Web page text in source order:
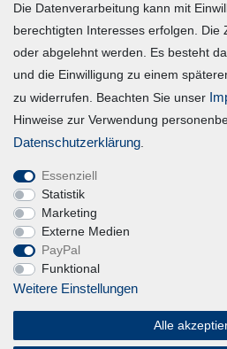
Registrieren
Login
Vertrag widerrufen
Unternehmen
Blog
Datenschutzerklärung
Erklärung zur Barrierefreiheit
AGB
Impressum
Magic
Die Datenverarbeitung kann mit
berechtigten Interesses erfolgen. Die
oder abgelehnt werden. Es besteht
und die Einwilligung zu einem
zu widerrufen. Beachten Sie unser
Hinweise zur Verwendung
Daten­schutz­erklärung
Essenziell
Statistik
Marketing
Externe Medien
PayPal
Funktional
Weitere Einstellungen
Alle